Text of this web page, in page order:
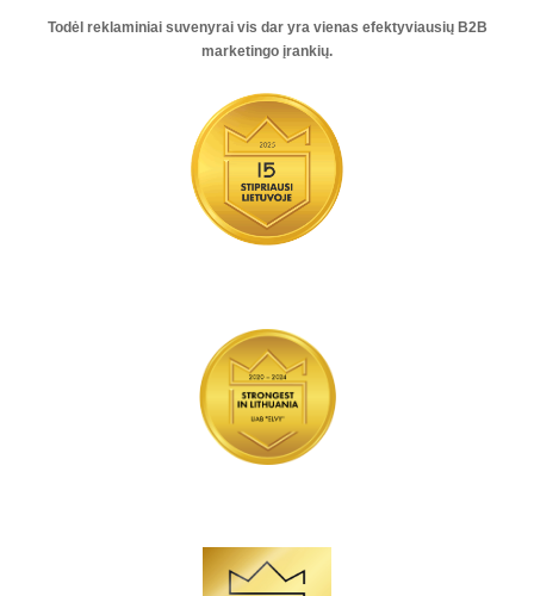
Todėl reklaminiai suvenyrai vis dar yra vienas efektyviausių B2B
marketingo įrankių.